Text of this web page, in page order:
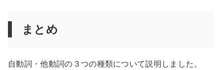
まとめ
自動詞・他動詞の３つの種類について説明しました。